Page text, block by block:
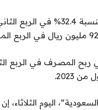
اليوم الثلاثاء،